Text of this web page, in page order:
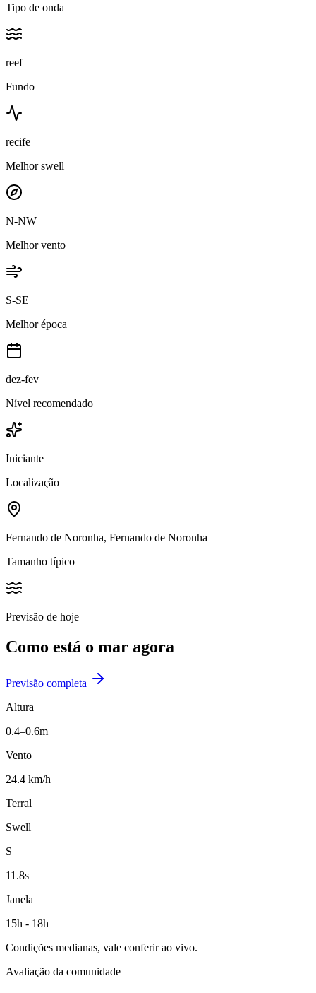
Tipo de onda
reef
Fundo
recife
Melhor swell
N-NW
Melhor vento
S-SE
Melhor época
dez-fev
Nível recomendado
Iniciante
Localização
Fernando de Noronha, Fernando de Noronha
Tamanho típico
Previsão de hoje
Como está o mar agora
Previsão completa
Altura
0.4–0.6m
Vento
24.4 km/h
Terral
Swell
S
11.8s
Janela
15h - 18h
Condições medianas, vale conferir ao vivo.
Avaliação da comunidade